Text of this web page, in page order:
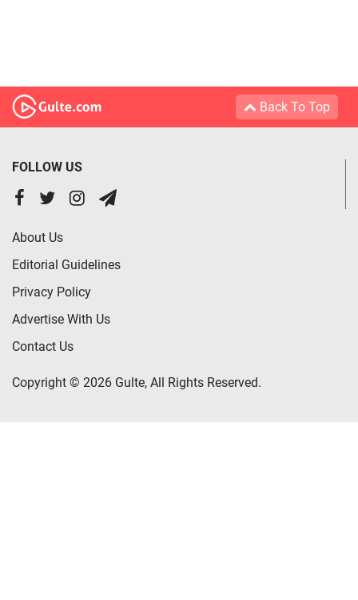
Back To Top
FOLLOW US
About Us
Editorial Guidelines
Privacy Policy
Advertise With Us
Contact Us
Copyright © 2026 Gulte, All Rights Reserved.